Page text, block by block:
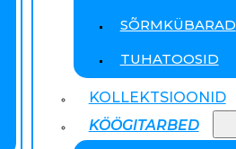
SÕRMKÜBARAD
TUHATOOSID
KOLLEKTSIOONID
KÖÖGITARBED